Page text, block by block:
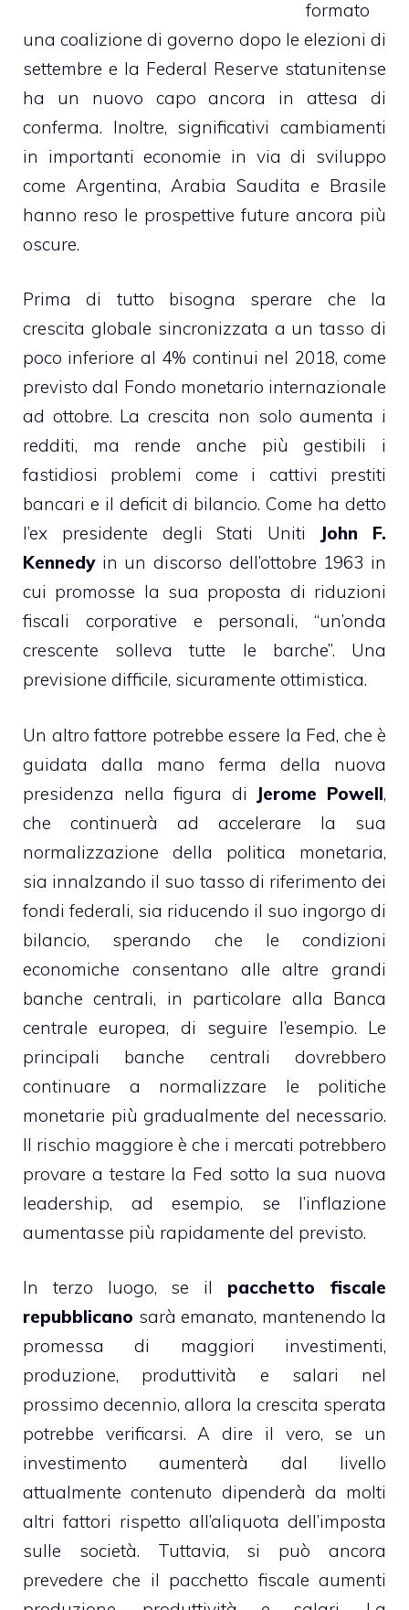
formato
una coalizione di governo dopo le elezioni di
settembre e la Federal Reserve statunitense
ha un nuovo capo ancora in attesa di
conferma. Inoltre, significativi cambiamenti
in importanti economie in via di sviluppo
come Argentina, Arabia Saudita e Brasile
hanno reso le prospettive future ancora più
oscure.
Prima di tutto bisogna sperare che la
crescita globale sincronizzata a un tasso di
poco inferiore al 4% continui nel 2018, come
previsto dal Fondo monetario internazionale
ad ottobre. La crescita non solo aumenta i
redditi, ma rende anche più gestibili i
fastidiosi problemi come i cattivi prestiti
bancari e il deficit di bilancio. Come ha detto
l’ex presidente degli Stati Uniti
John F.
Kennedyin un discorso dell’ottobre 1963 in
cui promosse la sua proposta di riduzioni
fiscali corporative e personali, “un’onda
crescente solleva tutte le barche”. Una
previsione difficile, sicuramente ottimistica.
Un altro fattore potrebbe essere la Fed, che è
guidata dalla mano ferma della nuova
presidenza nella figura di
Jerome Powell,
che continuerà ad accelerare la sua
normalizzazione della politica monetaria,
sia innalzando il suo tasso di riferimento dei
fondi federali, sia riducendo il suo ingorgo di
bilancio, sperando che le condizioni
economiche consentano alle altre grandi
banche centrali, in particolare alla Banca
centrale europea, di seguire l’esempio. Le
principali banche centrali dovrebbero
continuare a normalizzare le politiche
monetarie più gradualmente del necessario.
Il rischio maggiore è che i mercati potrebbero
provare a testare la Fed sotto la sua nuova
leadership, ad esempio, se l’inflazione
aumentasse più rapidamente del previsto.
In terzo luogo, se il pacchetto fiscale
repubblicano sarà emanato, mantenendo la
promessa di maggiori investimenti,
produzione, produttività e salari nel
prossimo decennio, allora la crescita sperata
potrebbe verificarsi. A dire il vero, se un
investimento aumenterà dal livello
attualmente contenuto dipenderà da molti
altri fattori rispetto all’aliquota dell’imposta
sulle società. Tuttavia, si può ancora
prevedere che il pacchetto fiscale aumenti